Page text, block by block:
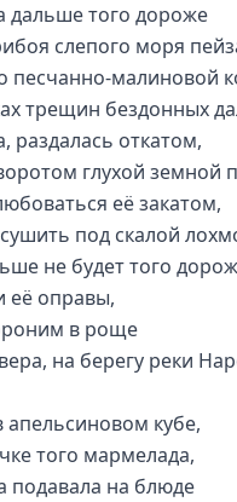
дальше того дороже
слепого моря
песчанно-малиновой
трещин бездонных
раздалась откатом,
глухой земной
её закатом,
под скалой
не будет того
её оправы,
в роще
на берегу реки
кубе,
того мармелада,
подавала на блюде